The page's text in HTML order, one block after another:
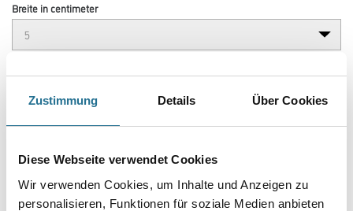
Zustimmung Details Über Cookies
Diese Webseite verwendet Cookies
Wir verwenden Cookies, um Inhalte und Anzeigen zu
personalisieren, Funktionen für soziale Medien anbieten
Breite in centimeter